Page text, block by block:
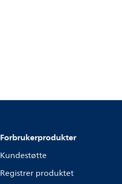
Forbrukerprodukter
Kundestøtte
Registrer produktet